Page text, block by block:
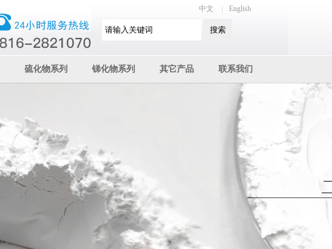
中文 English
硫化物系列 锑化物系列 其它产品 联系我们